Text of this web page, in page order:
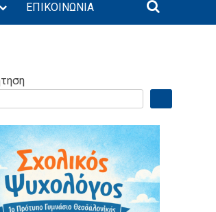
ΕΠΙΚΟΙΝΩΝΙΑ